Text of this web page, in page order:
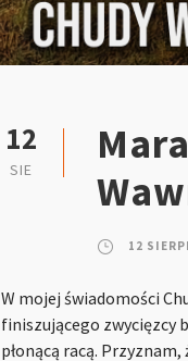
12
SIE
12
W mojej świadomości
finiszującego
płonącą racą.